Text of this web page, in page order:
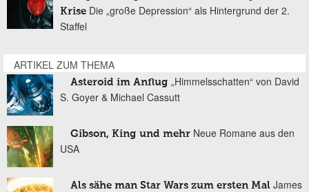
Krise Die „große Depression“ als Hintergrund der 2.
Staffel
ARTIKEL ZUM THEMA
Asteroid im Anflug „Himmelsschatten“ von David
S. Goyer & Michael Cassutt
Gibson, King und mehr Neue Romane aus den
USA
Als sähe man Star Wars zum ersten Mal James